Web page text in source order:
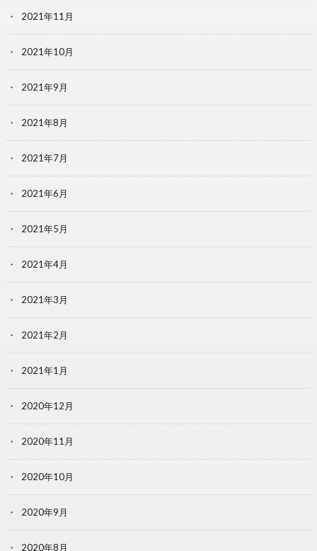
2021年11月
2021年10月
2021年9月
2021年8月
2021年7月
2021年6月
2021年5月
2021年4月
2021年3月
2021年2月
2021年1月
2020年12月
2020年11月
2020年10月
2020年9月
2020年8月